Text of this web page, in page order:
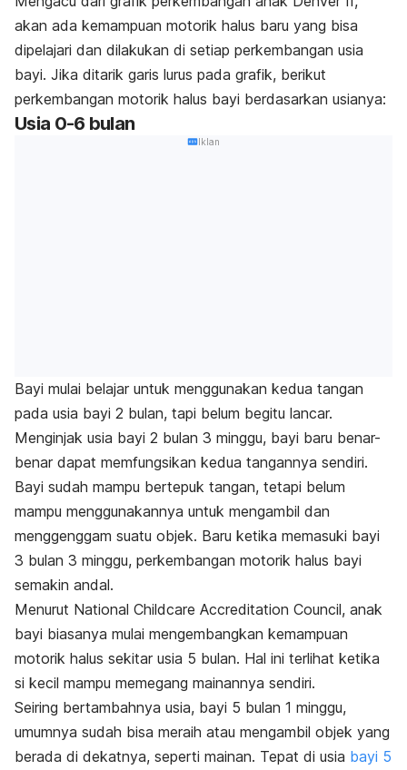
akan ada kemampuan motorik halus baru yang bisa
dipelajari dan dilakukan di setiap perkembangan usia
bayi. Jika ditarik garis lurus pada grafik, berikut
perkembangan motorik halus bayi berdasarkan usianya:
Usia 0-6 bulan
Iklan
Bayi mulai belajar untuk menggunakan kedua tangan
pada usia bayi 2 bulan, tapi belum begitu lancar.
Menginjak usia bayi 2 bulan 3 minggu, bayi baru benar-
benar dapat memfungsikan kedua tangannya sendiri.
Bayi sudah mampu bertepuk tangan, tetapi belum
mampu menggunakannya untuk mengambil dan
menggenggam suatu objek. Baru ketika memasuki bayi
3 bulan 3 minggu, perkembangan motorik halus bayi
semakin andal.
Menurut National Childcare Accreditation Council, anak
bayi biasanya mulai mengembangkan kemampuan
motorik halus sekitar usia 5 bulan. Hal ini terlihat ketika
si kecil mampu memegang mainannya sendiri.
Seiring bertambahnya usia, bayi 5 bulan 1 minggu,
umumnya sudah bisa meraih atau mengambil objek yang
berada di dekatnya, seperti mainan. Tepat di usia bayi 5